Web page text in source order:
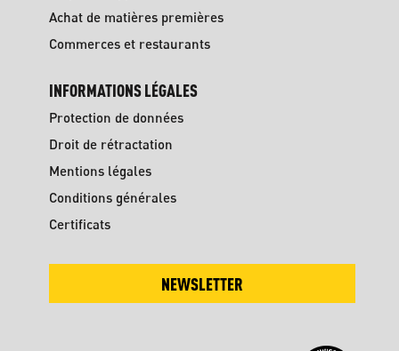
Achat de matières premières
Commerces et restaurants
INFORMATIONS LÉGALES
Protection de données
Droit de rétractation
Mentions légales
Conditions générales
Certificats
NEWSLETTER